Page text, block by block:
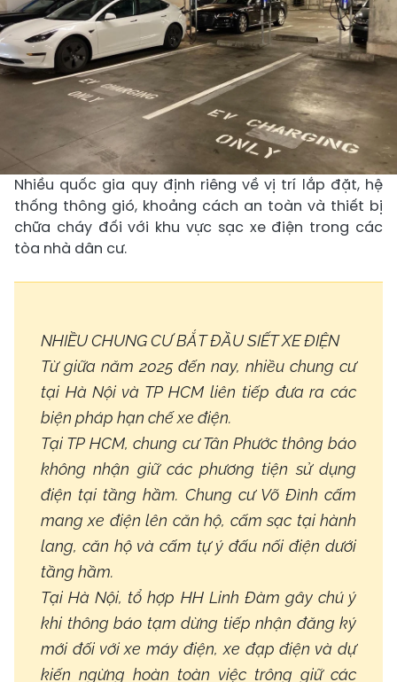
Nhiều quốc gia quy định riêng về vị trí lắp đặt, hệ
thống thông gió, khoảng cách an toàn và thiết bị
chữa cháy đối với khu vực sạc xe điện trong các
tòa nhà dân cư.
NHIỀU CHUNG CƯ BẮT ĐẦU SIẾT XE ĐIỆN
Từ giữa năm 2025 đến nay, nhiều chung cư
tại Hà Nội và TP HCM liên tiếp đưa ra các
biện pháp hạn chế xe điện.
Tại TP HCM, chung cư Tân Phước thông báo
không nhận giữ các phương tiện sử dụng
điện tại tầng hầm. Chung cư Võ Đình cấm
mang xe điện lên căn hộ, cấm sạc tại hành
lang, căn hộ và cấm tự ý đấu nối điện dưới
tầng hầm.
Tại Hà Nội, tổ hợp HH Linh Đàm gây chú ý
khi thông báo tạm dừng tiếp nhận đăng ký
mới đối với xe máy điện, xe đạp điện và dự
kiến ngừng hoàn toàn việc trông giữ các